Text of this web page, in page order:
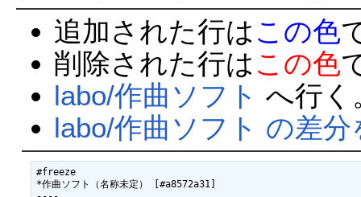
追加された行は この色
削除された行は この色
labo/作曲ソフト へ行く
labo/作曲ソフト の差分
#freeze
*作曲ソフト（名称未定） [#a8572a31]